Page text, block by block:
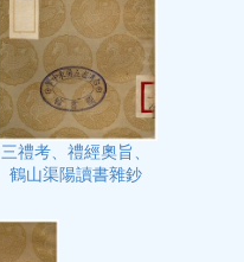
三禮考、禮經奧旨、
鶴山渠陽讀書雜鈔